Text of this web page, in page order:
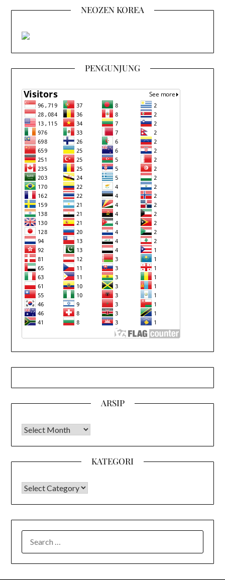
NEOZEN KOREA
PENGUNJUNG
ARSIP
Arsip
KATEGORI
KATEGORI
FOR: